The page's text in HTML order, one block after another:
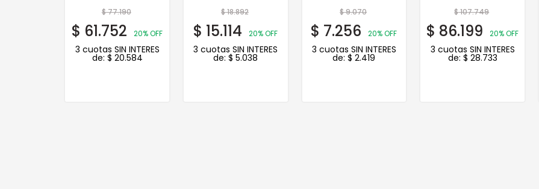
77.190
$61.752 20% OFF
3 cuotas SIN INTERES
de:$ 20.584
18.892
$15.114 20% OFF
3 cuotas SIN INTERES
de:$ 5.038
9.070
$7.256 20% OFF
3 cuotas SIN INTERES
de:$ 2.419
107.749
$86.199 20% OFF
3 cuotas SIN INTERES
de:$ 28.733